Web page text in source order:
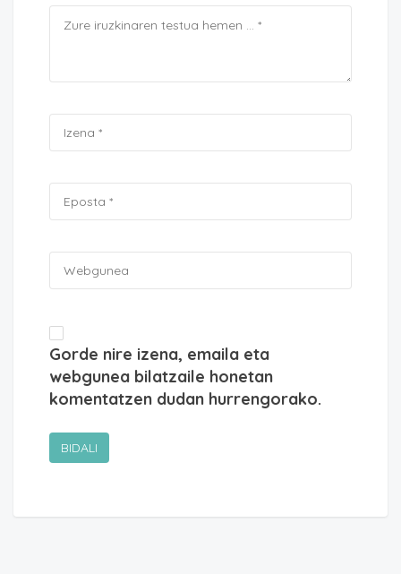
Gorde nire izena, emaila eta
webgunea bilatzaile honetan
komentatzen dudan hurrengorako.